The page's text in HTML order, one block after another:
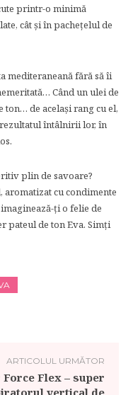
printr-o minimă
cât și în pachețelul de
mediteraneană fără să îi
Când un ulei de
ton… de același rang cu el,
rezultatul întâlnirii lor, în
plin de savoare?
aromatizat cu condimente
ți o felie de
pateul de ton Eva. Simți
ARTICOLUL URMĂTOR
Flex – super
vertical de